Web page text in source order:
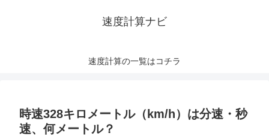
速度計算ナビ
速度計算の一覧はコチラ
時速328キロメートル（km/h）は分速・秒
速、何メートル？